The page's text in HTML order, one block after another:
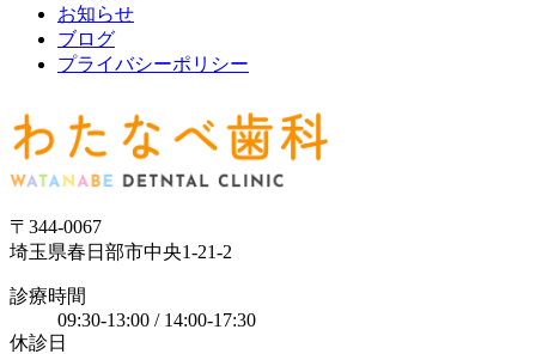
お知らせ
ブログ
プライバシーポリシー
〒344-0067
埼玉県春日部市中央1-21-2
診療時間
09:30-13:00 / 14:00-17:30
休診日